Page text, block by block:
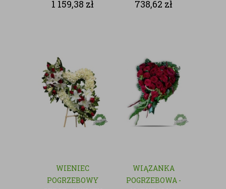
1 159,38 zł 738,62 zł
WIENIEC
POGRZEBOWY
WIĄZANKA
POGRZEBOWA -